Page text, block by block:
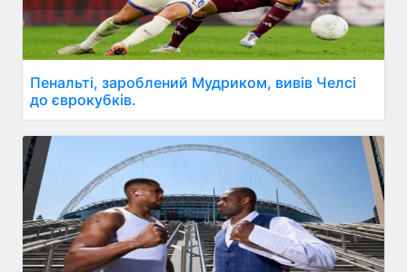
Пенальті, зароблений Мудриком, вивів Челсі
до єврокубків.